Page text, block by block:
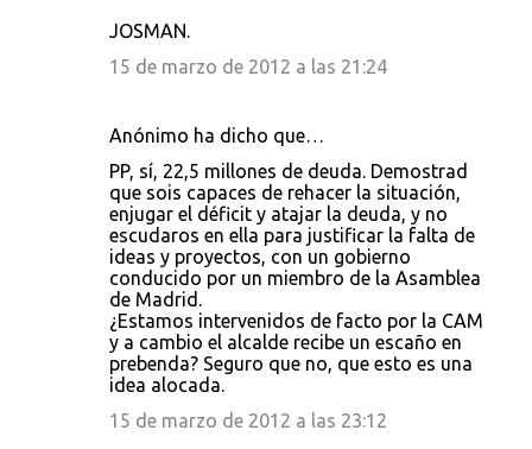
JOSMAN.
15 de marzo de 2012 a las 21:24
Anónimo ha dicho que…
PP, sí, 22,5 millones de deuda. Demostrad
que sois capaces de rehacer la situación,
enjugar el déficit y atajar la deuda, y no
escudaros en ella para justificar la falta de
ideas y proyectos, con un gobierno
conducido por un miembro de la Asamblea
de Madrid.
¿Estamos intervenidos de facto por la CAM
y a cambio el alcalde recibe un escaño en
prebenda? Seguro que no, que esto es una
idea alocada.
15 de marzo de 2012 a las 23:12